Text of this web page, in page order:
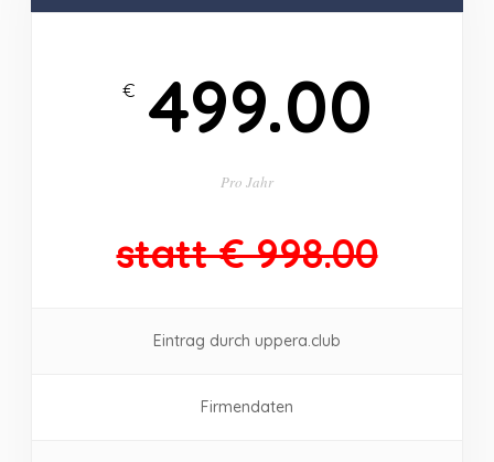
€ 499.00
Pro Jahr
statt € 998.00
Eintrag durch uppera.club
Firmendaten